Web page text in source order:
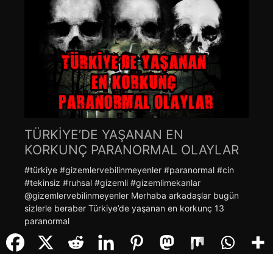
TÜRKİYE’DE YAŞANAN EN
KORKUNÇ PARANORMAL OLAYLAR
#türkiye #gizemlervebilinmeyenler #paranormal #cin
#tekinsiz #ruhsal #gizemli #gizemlimekanlar
@gizemlervebilinmeyenler Merhaba arkadaşlar bugün
sizlerle beraber Türkiye’de yaşanan en korkunç 13
paranormal